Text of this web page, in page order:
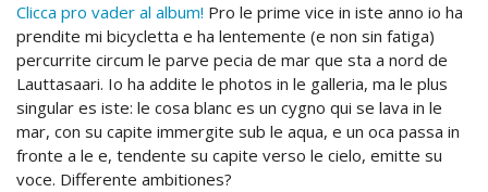
Clicca pro vader al album! Pro le prime vice in iste anno io ha
prendite mi bicycletta e ha lentemente (e non sin fatiga)
percurrite circum le parve pecia de mar que sta a nord de
Lauttasaari. Io ha addite le photos in le galleria, ma le plus
singular es iste: le cosa blanc es un cygno qui se lava in le
mar, con su capite immergite sub le aqua, e un oca passa in
fronte a le e, tendente su capite verso le cielo, emitte su
voce. Differente ambitiones?